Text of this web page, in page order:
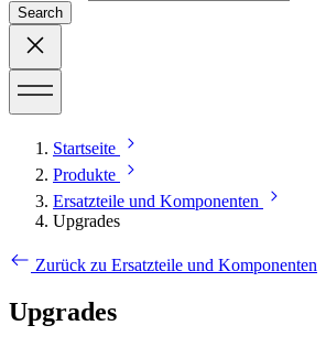
Search
Startseite
Produkte
Ersatzteile und Komponenten
Upgrades
Zurück zu Ersatzteile und Komponenten
Upgrades